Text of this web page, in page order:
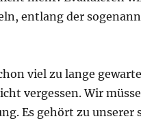
entlang der
viel zu lange
vergessen. Wir
Es gehört zu